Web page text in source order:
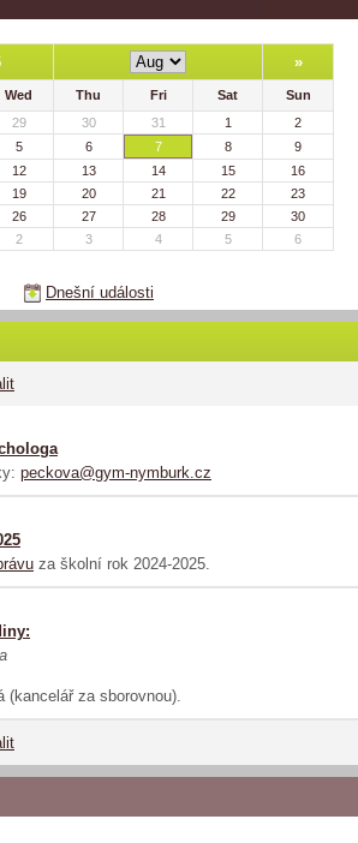
»
Wed Thu Fri Sat
Sun
29 30 31 1
2
5 6 7 8
9
12 13 14 15
16
19 20 21 22
23
26 27 28 29
30
2 3 4 5 6
Dnešní události
peckova@gym-nymburk.cz
za školní rok 2024-2025.
(kancelář za sborovnou).